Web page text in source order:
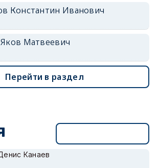
Константин Иванович
Матвеевич
Перейти в раздел
Канаев